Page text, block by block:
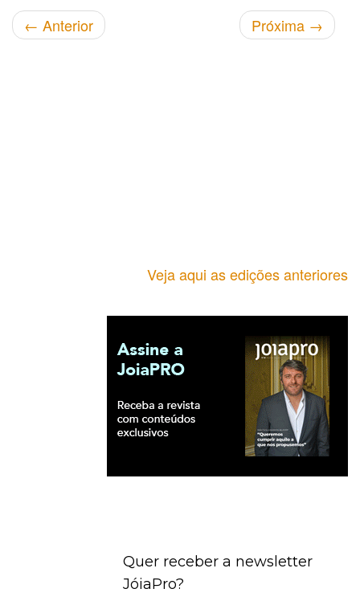
← Anterior Próxima →
Veja aqui as edições anteriores